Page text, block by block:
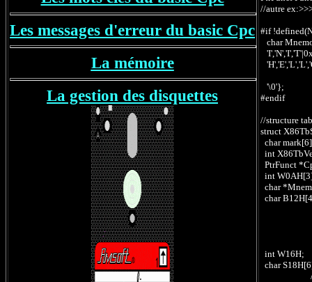
Les messages d'erreur du basic Cpc
La mémoire
La gestion des disquettes
//autre
#if
char
'\0'}; //
#endif
//structure
struct
char
int
PtrFunct
int
char
char
int
char
//